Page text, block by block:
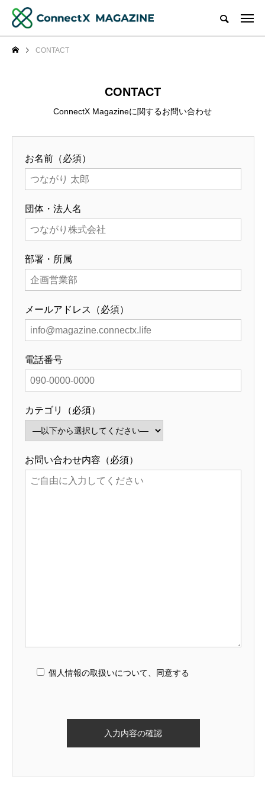
CONTACT
CONTACT
ConnectX Magazineに関するお問い合わせ
お名前（必須）
団体・法人名
部署・所属
メールアドレス（必須）
電話番号
カテゴリ（必須）
お問い合わせ内容（必須）
個人情報の取扱いについて 、同意する